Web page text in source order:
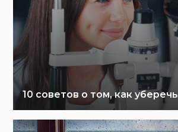
10 советов о том, как